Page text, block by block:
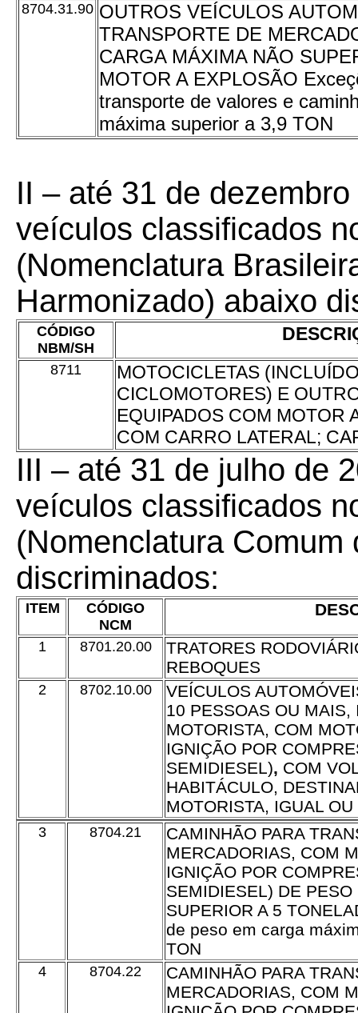
8704.31.90 OUTROS VEÍCULOS
TRANSPORTE DE
CARGA MÁXIMA NÃO
MOTOR A EXPLOSÃO
transporte de valores e
máxima superior a 3,9 TON
II – até 31 de
veículos classificados
(Nomenclatura
Harmonizado) abaixo
CÓDIGO
NBM/SH
8711
MOTOCICLETAS
CICLOMOTORES) E
EQUIPADOS COM MOTOR
COM CARRO LATERAL;
III – até 31 de julho de
veículos classificados
(Nomenclatura Comum
discriminados:
ITEM
CÓDIGO
NCM
1 8701.20.00
TRATORES
REBOQUES
2 8702.10.00
VEÍCULOS
10 PESSOAS OU MAIS,
MOTORISTA, COM
IGNIÇÃO POR
SEMIDIESEL), COM
HABITÁCULO,
MOTORISTA, IGUAL
3 8704.21
CAMINHÃO PARA
MERCADORIAS, COM
IGNIÇÃO POR
SEMIDIESEL) DE
SUPERIOR A 5
de peso em carga
TON
4 8704.22
CAMINHÃO PARA
MERCADORIAS, COM